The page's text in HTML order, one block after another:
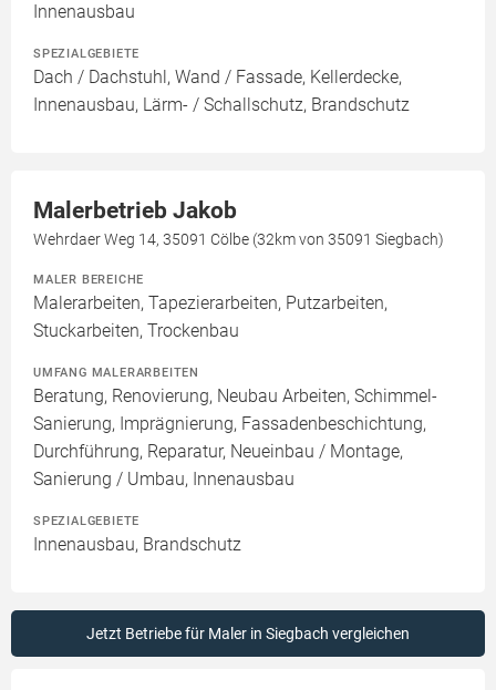
Innenausbau
SPEZIALGEBIETE
Dach / Dachstuhl, Wand / Fassade, Kellerdecke,
Innenausbau, Lärm- / Schallschutz, Brandschutz
Malerbetrieb Jakob
Wehrdaer Weg 14, 35091 Cölbe (32km von 35091 Siegbach)
MALER BEREICHE
Malerarbeiten, Tapezierarbeiten, Putzarbeiten,
Stuckarbeiten, Trockenbau
UMFANG MALERARBEITEN
Beratung, Renovierung, Neubau Arbeiten, Schimmel-
Sanierung, Imprägnierung, Fassadenbeschichtung,
Durchführung, Reparatur, Neueinbau / Montage,
Sanierung / Umbau, Innenausbau
SPEZIALGEBIETE
Innenausbau, Brandschutz
Jetzt Betriebe für Maler in Siegbach vergleichen